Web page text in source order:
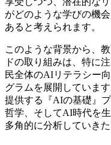
がどのような学びの機
あると考えられます。
このような背景から、
ドの取り組みは、特に
民全体のAIリテラシー
グラムを展開していま
提供する『AIの基礎』
哲学、そしてAI時代を
多角的に分析していきた